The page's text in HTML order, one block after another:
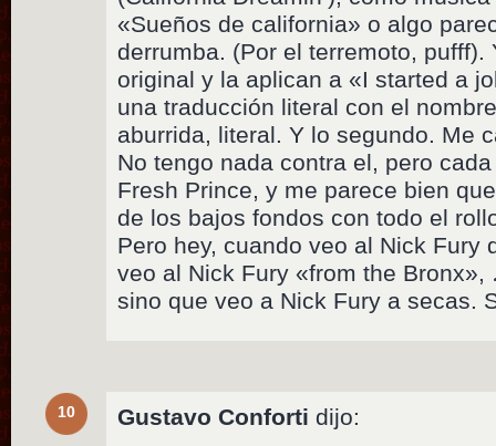
«Sueños de california» o algo
derrumba. (Por el terremoto,
original y la aplican a «I started a
una traducción literal con el
aburrida, literal. Y lo segundo. Me
No tengo nada contra el, pero
Fresh Prince, y me parece bien
de los bajos fondos con todo el
Pero hey, cuando veo al Nick Fury
veo al Nick Fury «from the
sino que veo a Nick Fury a secas.
10 Gustavo Conforti dijo: